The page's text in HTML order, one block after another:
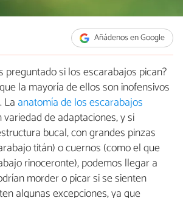
Añádenos en Google
preguntado si los escarabajos pican?
la mayoría de ellos son inofensivos
La anatomía de los escarabajos
de adaptaciones, y si
bucal, con grandes pinzas
titán) o cuernos (como el que
rinoceronte), podemos llegar a
morder o picar si se sienten
algunas excepciones, ya que